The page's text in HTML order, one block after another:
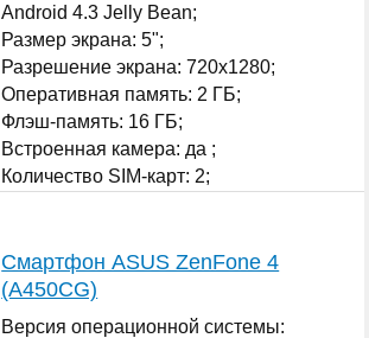
Android 4.3 Jelly Bean;
Размер экрана: 5";
Разрешение экрана: 720x1280;
Оперативная память: 2 ГБ;
Флэш-память: 16 ГБ;
Встроенная камера: да ;
Количество SIM-карт: 2;
Смартфон ASUS ZenFone 4
(A450CG)
Версия операционной системы: